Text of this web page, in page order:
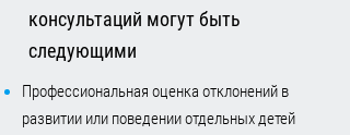
консультаций могут быть
следующими
Профессиональная оценка отклонений в
развитии или поведении отдельных детей